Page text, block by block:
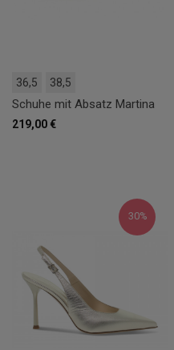
36,5 38,5
Schuhe mit Absatz Martina
219,00 €
30%